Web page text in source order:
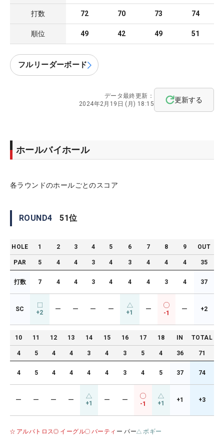
打数 72 70 73 74
順位 49 42 49 51
フルリーダーボード
データ最終更新：
2024年2月19日 (月) 18:15
更新する
ホールバイホール
各ラウンドのホールごとのスコア
ROUND4 51位
HOLE 1 2 3 4 5 6 7 8 9 OUT
PAR 5 4 4 3 4 3 4 4 4 35
打数 7 4 4 3 4 4 4 3 4 37
SC +2 ー ー ー ー +1 ー
-1
ー +2
10 11 12 13 14 15 16 17 18 IN TOTAL
4 5 4 4 3 4 3 5 4 36 71
4 5 4 4 4 4 3 4 5 37 74
ー ー ー ー +1 ー ー
-1 +1 +1 +3
アルバトロス イーグル バーティ ー パー ボギー